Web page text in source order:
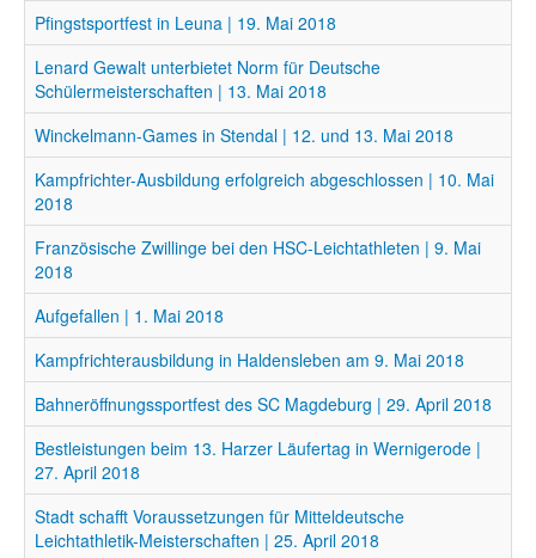
Pfingstsportfest in Leuna | 19. Mai 2018
Lenard Gewalt unterbietet Norm für Deutsche
Schülermeisterschaften | 13. Mai 2018
Winckelmann-Games in Stendal | 12. und 13. Mai 2018
Kampfrichter-Ausbildung erfolgreich abgeschlossen | 10. Mai
2018
Französische Zwillinge bei den HSC-Leichtathleten | 9. Mai
2018
Aufgefallen | 1. Mai 2018
Kampfrichterausbildung in Haldensleben am 9. Mai 2018
Bahneröffnungssportfest des SC Magdeburg | 29. April 2018
Bestleistungen beim 13. Harzer Läufertag in Wernigerode |
27. April 2018
Stadt schafft Voraussetzungen für Mitteldeutsche
Leichtathletik-Meisterschaften | 25. April 2018